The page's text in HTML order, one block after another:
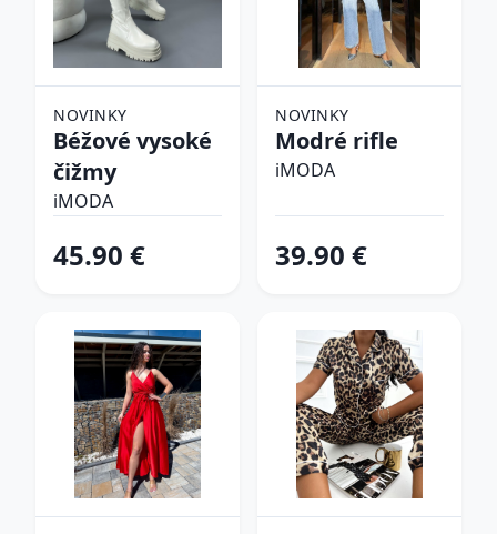
NOVINKY
Béžové vysoké
čižmy
iMODA
45.90 €
NOVINKY
Modré rifle
iMODA
39.90 €